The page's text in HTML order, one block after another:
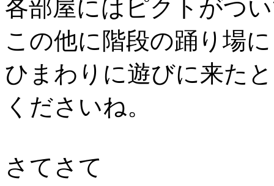
各部屋にはピクトがつ
この他に階段の踊り場
ひまわりに遊びに来た
くださいね。
さてさて